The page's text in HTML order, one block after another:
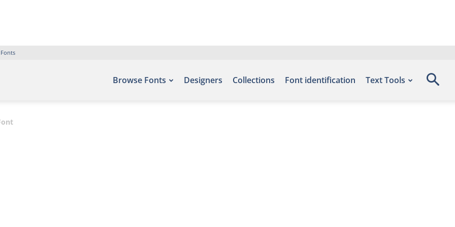
Browse Fonts Designers Collections Font identification Text Tools